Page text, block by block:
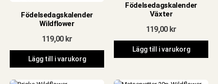
Födelsedagskalender
Wildflower
119,00 kr
Lägg till i varukorg
Födelsedagskalender
Växter
119,00 kr
Lägg till i varukorg